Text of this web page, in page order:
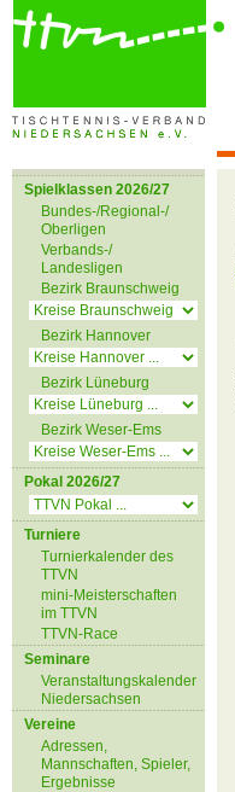
Spielklassen 2026/27
Bundes-/Regional-/
Oberligen
Verbands-/
Landesligen
Bezirk Braunschweig
Bezirk Hannover
Bezirk Lüneburg
Bezirk Weser-Ems
Pokal 2026/27
Turniere
Turnierkalender des
TTVN
mini-Meisterschaften
im TTVN
TTVN-Race
Seminare
Veranstaltungskalender
Niedersachsen
Vereine
Adressen,
Mannschaften, Spieler,
Ergebnisse